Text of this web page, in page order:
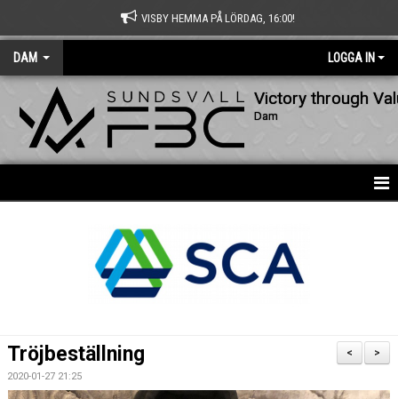
VISBY HEMMA PÅ LÖRDAG, 16:00!
DAM LOGGA IN
Victory through
Dam
TRUPPEN
>
<
Tröjbeställning
2020-01-27 21:25